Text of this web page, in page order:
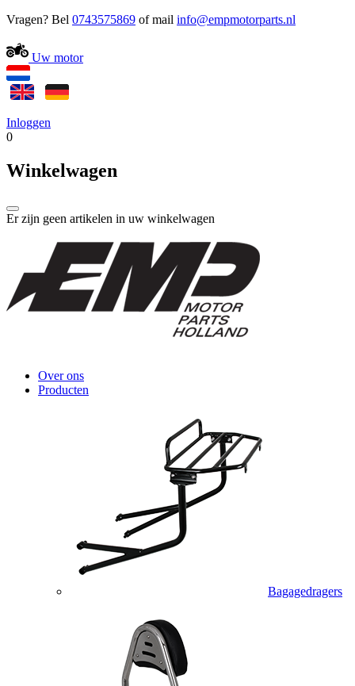
Vragen? Bel 0743575869 of mail
Uw motor
Inloggen
0
Winkelwagen
Er zijn geen artikelen in uw winkelwagen
Over ons
Producten
Bagagedragers